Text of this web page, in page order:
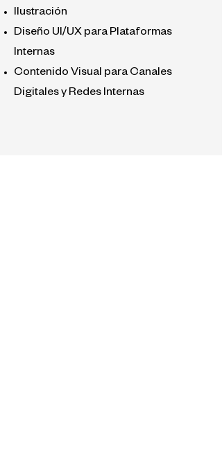
Ilustración
Diseño UI/UX para Plataformas
Internas
Contenido Visual para Canales
Digitales y Redes Internas